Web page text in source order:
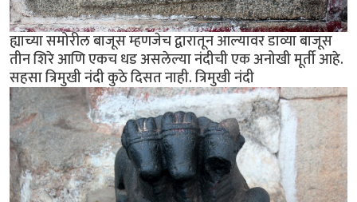
ह्याच्या समोरील बाजूस म्हणजेच द्वारातून आल्यावर डाव्या बाजूस
तीन शिरे आणि एकच धड असलेल्या नंदीची एक अनोखी मूर्ती आहे.
सहसा त्रिमुखी नंदी कुठे दिसत नाही. त्रिमुखी नंदी